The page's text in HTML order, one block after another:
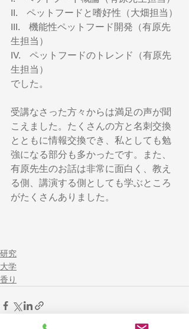
II.　ペットフードと嗜好性（大畑担当）
III.　機能性ペットフード開発（有原先
生担当）
IV.　ペットフードのトレンド（有原先
生担当）
でした。
受講なさった方々からは満足の声が聞
こえました。たくさんの方と名刺交換
とともに情報交換でき、私としても勉
強になる部分も多かったです。また、
有原先生のお話は非常に面白く、教え
る側、講演する側としても学ぶところ
がたくさんありました。
研究
大学
香り